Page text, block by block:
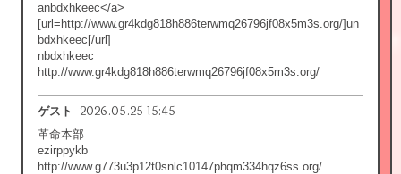
anbdxhkeec</a>
[url=http://www.gr4kdg818h886terwmq26796jf08x5m3s.org/]un
bdxhkeec[/url]
nbdxhkeec
http://www.gr4kdg818h886terwmq26796jf08x5m3s.org/
ゲスト 2026.05.25 15:45
革命本部
ezirppykb
http://www.g773u3p12t0snlc10147phqm334hqz6ss.org/